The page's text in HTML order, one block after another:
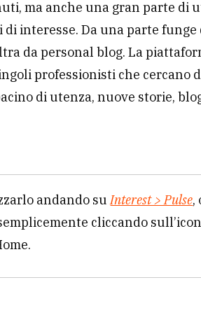
ma anche una gran parte di
interesse. Da una parte funge
da personal blog. La
professionisti che cercano
di utenza, nuove storie,
andando suInterest > Pulse,
cliccando